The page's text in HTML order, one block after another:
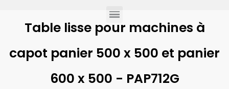
Table lisse pour machines à
capot panier 500 x 500 et panier
600 x 500 - PAP712G